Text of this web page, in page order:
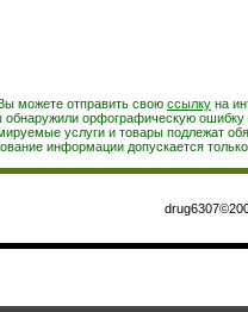
можете отправить свою ссылку на
обнаружили орфографическую
услуги и товары подлежат
информации допускается